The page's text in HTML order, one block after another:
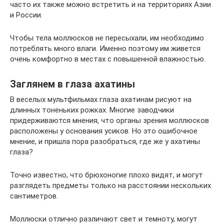
часто их также можно встретить и на территориях Азии
и России.
Чтобы тела моллюсков не пересыхали, им необходимо
потреблять много влаги. Именно поэтому им живется
очень комфортно в местах с повышенной влажностью.
Заглянем в глаза ахатины
В веселых мультфильмах глаза ахатинам рисуют на
длинных тоненьких рожках. Многие заводчики
придерживаются мнения, что органы зрения моллюсков
расположены у основания усиков. Но это ошибочное
мнение, и пришла пора разобраться, где же у ахатины
глаза?
Точно известно, что брюхоногие плохо видят, и могут
разглядеть предметы только на расстоянии нескольких
сантиметров.
Моллюски отлично различают свет и темноту, могут